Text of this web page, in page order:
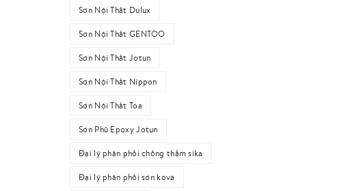
Sơn Nội Thất Dulux
Sơn Nội Thất GENTOO
Sơn Nội Thất Jotun
Sơn Nội Thất Nippon
Sơn Nội Thất Toa
Sơn Phủ Epoxy Jotun
Đại lý phân phối chống thấm sika
Đại lý phân phối sơn kova